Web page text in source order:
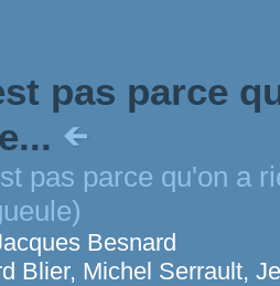
pas parce
pas parce qu'on a
Besnard
Blier, Michel Serrault,